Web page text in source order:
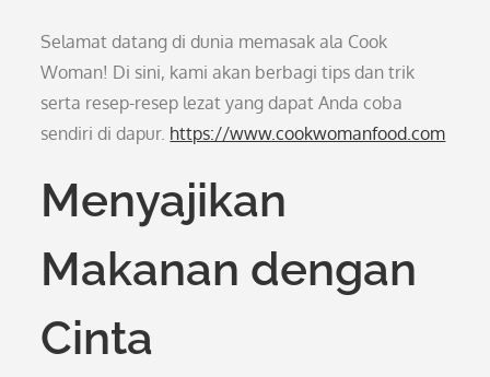
Selamat datang di dunia memasak ala Cook
Woman! Di sini, kami akan berbagi tips dan trik
serta resep-resep lezat yang dapat Anda coba
sendiri di dapur. https://www.cookwomanfood.com
Menyajikan
Makanan dengan
Cinta